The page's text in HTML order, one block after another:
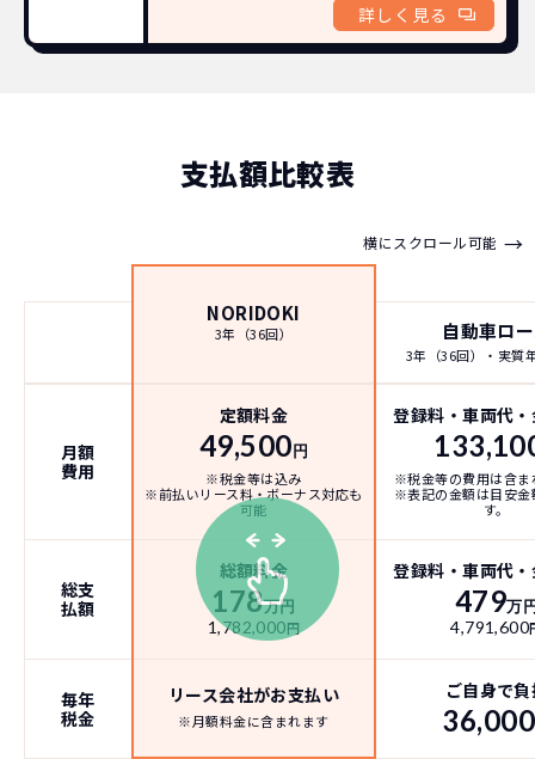
詳しく見る
支払額比較表
横にスクロール可能 →
NORIDOKI
3年（36回） 自動車ロ
3年（36回）・実質
月額
費用
定額料金
49,500円
※税金等は込み
※前払いリース料・ボーナス対応も
可能
登録料・車両代
※税金等の費用は含ま
※表記の金額は目安金
す。
総支
払額
総額料金
178万円
1,782,000円
登録料・車両代
479万
4,791,600
毎年
税金
リース会社がお支払い
※月額料金に含まれます
ご自身で
36,000